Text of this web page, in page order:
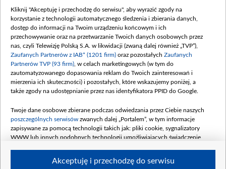
(wpłata wrzesień 100 mln, październik 350
mln, listopad 265 mln)
Dofinansowanie 48 862 000,00 PLN
Data podpisania umowy: GRUDZIEŃ 2025
(wpłata grudzień 60,548 mln)
Dofinansowanie 900 000 000,00 PLN
Data podpisania umowy: LUTY 2026 (wpłata
kwiecień 180 mln, 7 maja 180 mln, 8
czerwca 90 mln)
Dofinansowanie 250 000 000,00 PLN
4 sierpnia 250 mln
Kliknij "Akceptuję i przechodzę do serwisu", aby wyrazić zgody na
korzystanie z technologii automatycznego śledzenia i zbierania danych,
dostęp do informacji na Twoim urządzeniu końcowym i ich
przechowywanie oraz na przetwarzanie Twoich danych osobowych przez
nas, czyli Telewizję Polską S.A. w likwidacji (zwaną dalej również „TVP”),
Zaufanych Partnerów z IAB* (1201 firm) oraz pozostałych Zaufanych
Partnerów TVP (93 firm) , w celach marketingowych (w tym do
zautomatyzowanego dopasowania reklam do Twoich zainteresowań i
mierzenia ich skuteczności) i pozostałych, które wskazujemy poniżej, a
także zgody na udostępnianie przez nas identyfikatora PPID do Google.
Twoje dane osobowe zbierane podczas odwiedzania przez Ciebie naszych
poszczególnych serwisów zwanych dalej „Portalem”, w tym informacje
zapisywane za pomocą technologii takich jak: pliki cookie, sygnalizatory
WWW lub innych podobnych technologii umożliwiających świadczenie
Akceptuję i przechodzę do serwisu